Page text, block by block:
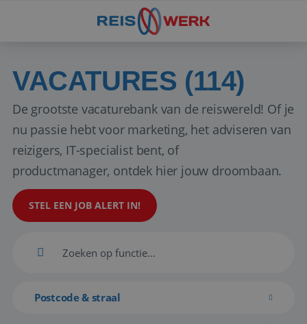
VACATURES (114)
De grootste vacaturebank van de reiswereld! Of je
nu passie hebt voor marketing, het adviseren van
reizigers, IT-specialist bent, of
productmanager, ontdek hier jouw droombaan.
STEL EEN JOB ALERT IN!
Postcode & straal